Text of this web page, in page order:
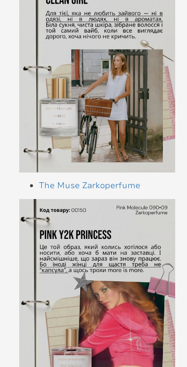
The Muse Zarkoperfume